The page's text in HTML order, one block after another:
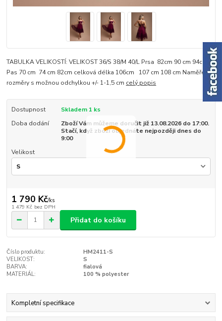
TABULKA VELIKOSTÍ: VELIKOST 36/S 38/M 40/L Prsa 82cm 90 cm 94cm
Pas 70 cm 74 cm 82cm celková délka 106cm 107 cm 108 cm Naměřené
rozměry s možnou odchylkou +/- 1-1,5 cm celý popis
Dostupnost
Skladem 1 ks
Doba dodání
Zboží Vám můžeme doručit již 13.08.2026 do 17:00.
Stačí, když zboží objednáte nejpozději dnes do
9:00
Velikost
1 790 Kč/ks
1 479 Kč bez DPH
Přidat do košíku
Číslo produktu:
HM2411-S
VELIKOST:
S
BARVA:
fialová
MATERIÁL:
100 % polyester
Kompletní specifikace